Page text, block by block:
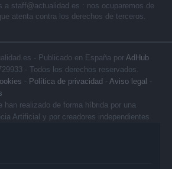
a staff@actualidad.es : nos ocuparemos de
atenta contra los derechos de terceros.
- Publicado en España por AdHub
- Todos los derechos reservados.
- Política de privacidad - Aviso legal -
han realizado de forma híbrida por una
Artificial y por creadores independientes